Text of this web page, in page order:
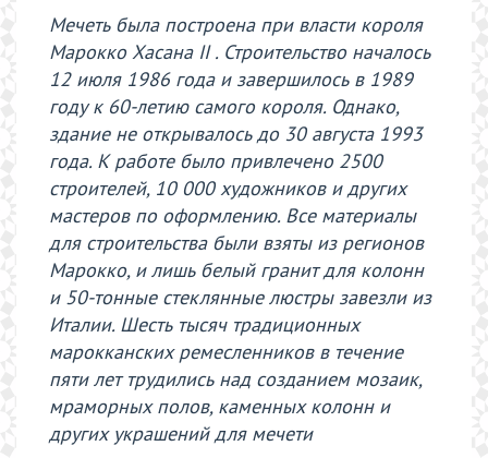
Мечеть была построена при власти короля
Марокко Хасана II . Строительство началось
12 июля 1986 года и завершилось в 1989
году к 60-летию самого короля. Однако,
здание не открывалось до 30 августа 1993
года. К работе было привлечено 2500
строителей, 10 000 художников и других
мастеров по оформлению. Все материалы
для строительства были взяты из регионов
Марокко, и лишь белый гранит для колонн
и 50-тонные стеклянные люстры завезли из
Италии. Шесть тысяч традиционных
марокканских ремесленников в течение
пяти лет трудились над созданием мозаик,
мраморных полов, каменных колонн и
других украшений для мечети